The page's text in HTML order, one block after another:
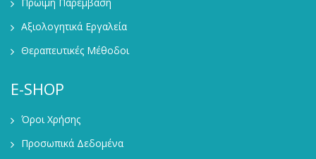
Αξιολογητικά Εργαλεία
Θεραπευτικές Μέθοδοι
E-SHOP
Όροι Χρήσης
Προσωπικά Δεδομένα